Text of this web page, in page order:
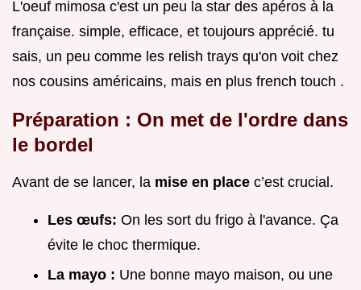
L'oeuf mimosa c'est un peu la star des apéros à la
française. simple, efficace, et toujours apprécié. tu
sais, un peu comme les relish trays qu'on voit chez
nos cousins américains, mais en plus french touch .
Préparation : On met de l'ordre dans
le bordel
Avant de se lancer, la mise en place c’est crucial.
Les œufs: On les sort du frigo à l'avance. Ça
évite le choc thermique.
La mayo : Une bonne mayo maison, ou une